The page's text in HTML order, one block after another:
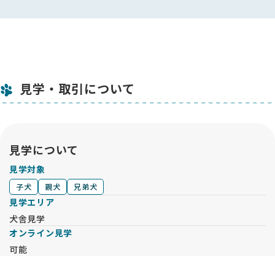
見学・取引について
見学について
見学対象
子犬 親犬 兄弟犬
見学エリア
犬舎見学
オンライン見学
可能